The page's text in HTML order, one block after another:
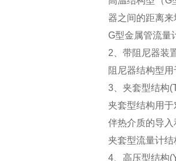
器之间的距离
G型金属管流
2、带阻尼器装
阻尼器结构型
3、夹套型结构
夹套型结构用
伴热介质的导
夹套型流量计
4、高压型结构